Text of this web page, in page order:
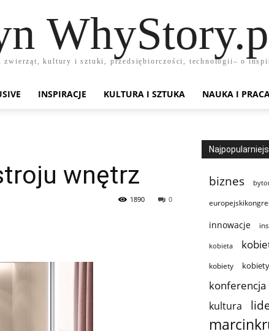
kultury i sztuki, przedsiębiorczości, technologii– o
INSPIRACJE KULTURA I SZTUKA NAUKA I
wnętrz
0
1890
biznes
innowacje
kobieta
kobiety
konferencja
kultura